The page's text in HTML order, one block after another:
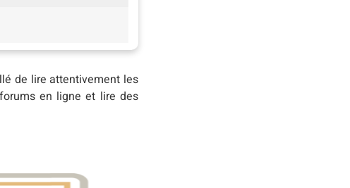
de lire attentivement les
en ligne et lire des